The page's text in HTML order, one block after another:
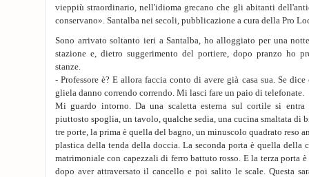
vieppiù straordinario, nell'idioma grecano che gli abitanti
conservano». Santalba nei secoli, pubblicazione a cura della Pro
Sono arrivato soltanto ieri a Santalba, ho alloggiato per una
stazione e, dietro suggerimento del portiere, dopo pranzo ho
stanze.
- Professore è? E allora faccia conto di avere già casa sua. Se dice
gliela danno correndo correndo. Mi lasci fare un paio di telefonate.
Mi guardo intorno. Da una scaletta esterna sul cortile si entra
piuttosto spoglia, un tavolo, qualche sedia, una cucina smaltata di
tre porte, la prima è quella del bagno, un minuscolo quadrato reso
plastica della tenda della doccia. La seconda porta è quella della
matrimoniale con capezzali di ferro battuto rosso. E la terza porta è
dopo aver attraversato il cancello e poi salito le scale. Questa